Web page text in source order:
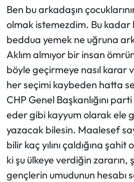
Ben bu arkadaşın
olmak istemezdim. Bu
beddua yemek ne uğruna
Aklım almıyor bir insan
böyle geçirmeye nasıl karar
her seçimi kaybeden hatta
CHP Genel Başkanlığını
eder gibi kayyum olarak ele
yazacak bilesin. Maalesef
bilir kaç yılını çaldığına
ki şu ülkeye verdiğin zararın,
gençlerin umudunun hesabı
Mektup Galeri
Ekonomi
Sağlık
Turizm
Teknoloji